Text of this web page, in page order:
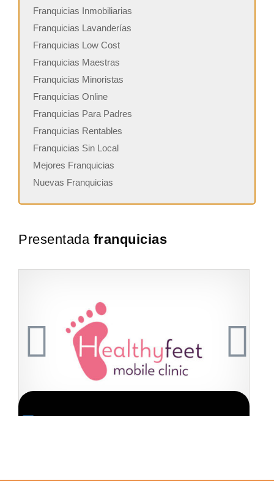
Franquicias Inmobiliarias
Franquicias Lavanderías
Franquicias Low Cost
Franquicias Maestras
Franquicias Minoristas
Franquicias Online
Franquicias Para Padres
Franquicias Rentables
Franquicias Sin Local
Mejores Franquicias
Nuevas Franquicias
Presentada franquicias